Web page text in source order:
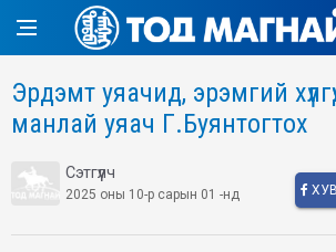
Эрдэмт уяачид, эрэмгий
манлай уяач Г.Буянтогтох
Сэтгүүлч
2025 оны 10-р сарын 01 -нд